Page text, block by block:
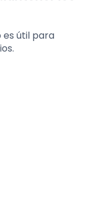
es útil para